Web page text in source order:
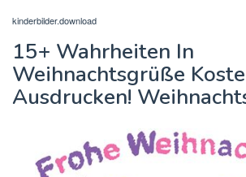
kinderbilder.download
15+ Wahrheiten In
Weihnachtsgrüße
Ausdrucken!